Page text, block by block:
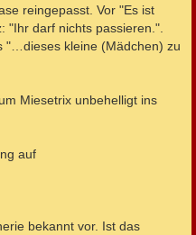
reingepasst. Vor "Es ist
darf nichts passieren.".
"…dieses kleine (Mädchen) zu
Miesetrix unbehelligt ins
auf
bekannt vor. Ist das